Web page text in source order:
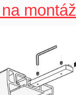
montáž